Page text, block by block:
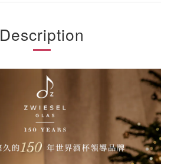
Description